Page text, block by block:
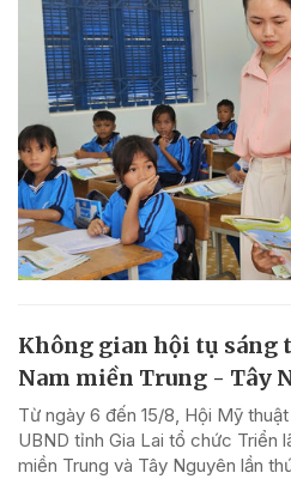
Không gian hội tụ sáng
Nam miền Trung - Tây
Từ ngày 6 đến 15/8, Hội Mỹ
UBND tỉnh Gia Lai tổ chức Triển
miền Trung và Tây Nguyên lần